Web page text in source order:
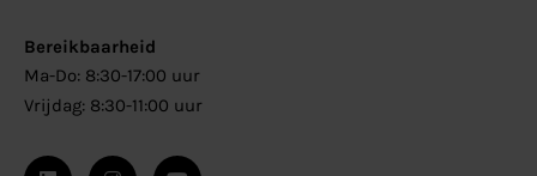
Bereikbaarheid
Ma-Do: 8:30-17:00 uur
Vrijdag: 8:30-11:00 uur